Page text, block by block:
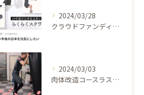
2024/03/28
クラウドファンディングの審査が通過したので5月29日から一般...
2024/03/03
肉体改造コースラストの膝蹴り100発！